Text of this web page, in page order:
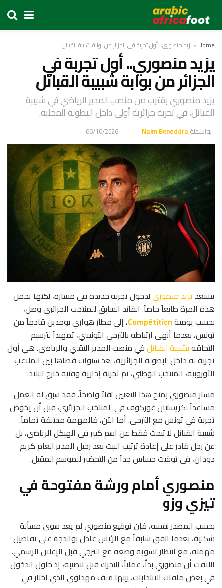
Home
»يزيد منصوري.. أول تجربة في الجزائر من بوابة شبيبة القبائل
يزيد منصوري.. أول تجربة في
الجزائر من بوابة شبيبة القبائل
يزيد منصوري يقترب من منصب المدير الرياضي في شبيبة
القبائل، في تجربة جزائرية أولى داخل البطولة المحلية.
بواسطةNaim Beneddra
06/10/2026
يستعد يزيد منصوريلدخول تجربة جديدة في مساره، لكنها تحمل
هذه المرة طابعاً خاصاً. القائد السابق للمنتخب الجزائري وصل،
بحسب يوميةCompétition، إلى مطار هواري بومدين قادماً من
تونس، بعدما أنهى ارتباطه بالترجي التونسي، تمهيداً لترسيم
التحاقهبشبيبة القبائلفي منصب المدير التقني والرياضي. هي أول
تجربة له داخل البطولة الجزائرية، بعد سنوات قضاها بين الملاعب
الأوروبية، المنتخب الوطني، ثم تجربة إدارية وفنية خارج البلاد.
مسار منصوري يمنح هذا التعيين ثقلاً واضحاً. فقد سبق له العمل
مساعداً لكريستيان غوركوف في المنتخب الجزائري، قبل أن يخوض
تجربة في تونس مع الترجي. أما الآن، فالمهمة مختلفة تماماً.
شبيبة القبائل لا تبحث فقط عن اسم كبير في الهيكل الرياضي، بل
عن رجل قادر على إعادة ترتيب البيت بعد رحيل المدير العام كريم
دودان، في توقيت حساس جداً من التحضير للموسم المقبل.
منصوري أمام ورشة مفتوحة في
تيزي وزو
بحسب المصدر نفسه، فإن توقيع منصوري لم يعد سوى مسألة
شكلية، بعدما اتفق سابقاً مع الرئيس عادل بوالدجة على تفاصيل
مهمته، مع انتظار تسوية وضعه مع الترجي قبل الإعلان الرسمي.
اللافت أن منصوري بدأ، عملياً، التحرك قبل تنصيبه، إذ حاول الدخول
في بعض ملفات الانتدابات، بينها ملف مهداوي الذي اختار في